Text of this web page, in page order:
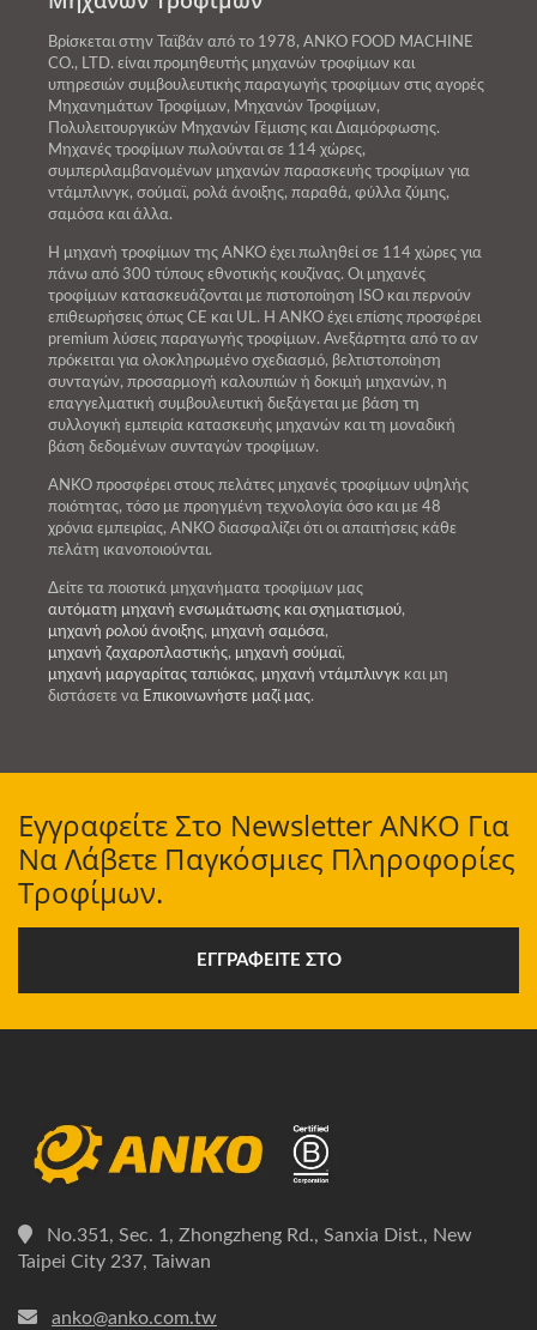
Βρίσκεται στην Ταϊβάν από το 1978, ANKO FOOD MACHINE
CO., LTD. είναι προμηθευτής μηχανών τροφίμων και
υπηρεσιών συμβουλευτικής παραγωγής τροφίμων στις αγορές
Μηχανημάτων Τροφίμων, Μηχανών Τροφίμων,
Πολυλειτουργικών Μηχανών Γέμισης και Διαμόρφωσης.
Μηχανές τροφίμων πωλούνται σε 114 χώρες,
συμπεριλαμβανομένων μηχανών παρασκευής τροφίμων για
ντάμπλινγκ, σούμαϊ, ρολά άνοιξης, παραθά, φύλλα ζύμης,
σαμόσα και άλλα.
Η μηχανή τροφίμων της ANKO έχει πωληθεί σε 114 χώρες για
πάνω από 300 τύπους εθνοτικής κουζίνας. Οι μηχανές
τροφίμων κατασκευάζονται με πιστοποίηση ISO και περνούν
επιθεωρήσεις όπως CE και UL. Η ANKO έχει επίσης προσφέρει
premium λύσεις παραγωγής τροφίμων. Ανεξάρτητα από το αν
πρόκειται για ολοκληρωμένο σχεδιασμό, βελτιστοποίηση
συνταγών, προσαρμογή καλουπιών ή δοκιμή μηχανών, η
επαγγελματική συμβουλευτική διεξάγεται με βάση τη
συλλογική εμπειρία κατασκευής μηχανών και τη μοναδική
βάση δεδομένων συνταγών τροφίμων.
ANKO προσφέρει στους πελάτες μηχανές τροφίμων υψηλής
ποιότητας, τόσο με προηγμένη τεχνολογία όσο και με 48
χρόνια εμπειρίας, ANKO διασφαλίζει ότι οι απαιτήσεις κάθε
πελάτη ικανοποιούνται.
Δείτε τα ποιοτικά μηχανήματα τροφίμων μας
αυτόματη μηχανή ενσωμάτωσης και σχηματισμού,
μηχανή ρολού άνοιξης, μηχανή σαμόσα,
μηχανή ζαχαροπλαστικής, μηχανή σούμαϊ,
μηχανή μαργαρίτας ταπιόκας, μηχανή ντάμπλινγκ και μη
διστάσετε να Επικοινωνήστε μαζί μας.
Εγγραφείτε Στο Newsletter ANKO Για
Να Λάβετε Παγκόσμιες Πληροφορίες
Τροφίμων.
ΕΓΓΡΑΦΕΊΤΕ ΣΤΟ
No.351, Sec. 1, Zhongzheng Rd., Sanxia Dist., New
Taipei City 237, Taiwan
anko@anko.com.tw